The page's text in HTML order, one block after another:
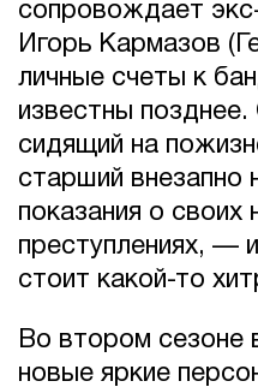
сопровождает
Игорь Кармазов
личные счеты к
известны
сидящий на
старший внезапно
показания о своих
преступлениях, —
стоит какой-то
Во втором сезоне
новые яркие